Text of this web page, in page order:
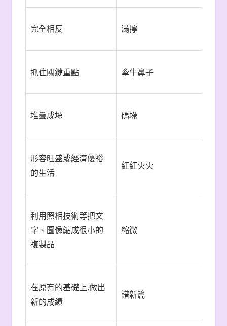
完全相反 滿擰
抓住關鍵重點 牽牛鼻子
堆疊成垛 碼垛
形容旺盛或經濟優裕
的生活
紅紅火火
利用照相技術等把文
字、圖像縮成很小的
複製品
縮微
在原有的基礎上,做出
新的成績
譜新篇